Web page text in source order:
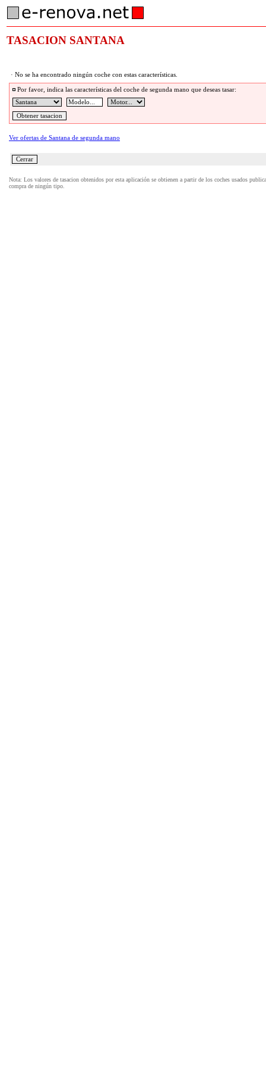
TASACION SANTANA
· No se ha encontrado ningún coche con estas características.
Por favor, indica las características del coche de segunda mano que deseas tasar:
Ver ofertas de Santana de segunda mano
Nota: Los valores de tasacion obtenidos por esta aplicación se obtienen a partir de los coches usados
compra de ningún tipo.